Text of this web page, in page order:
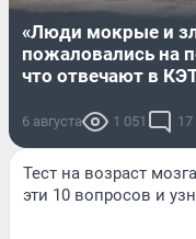
«Люди мокрые и
пожаловались на
что отвечают в
6 августа 1 051 17
Тест на возраст
эти 10 вопросов и